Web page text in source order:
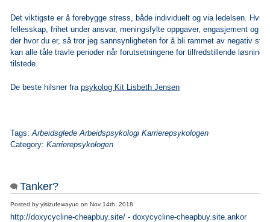
Det viktigste er å forebygge stress, både individuelt og via ledelsen. Hvis
fellesskap, frihet under ansvar, meningsfylte oppgaver, engasjement og
der hvor du er, så tror jeg sannsynligheten for å bli rammet av negativ
kan alle tåle travle perioder når forutsetningene for tilfredstillende løsning
tilstede.
De beste hilsner frapsykolog Kit Lisbeth Jensen
Tags:Arbeidsglede Arbeidspsykologi Karrierepsykologen
Category:Karrierepsykologen
Tanker?
Posted byyisizufewayuoonNov 14th, 2018
http://doxycycline-cheapbuy.site/ - doxycycline-cheapbuy.site.ankor